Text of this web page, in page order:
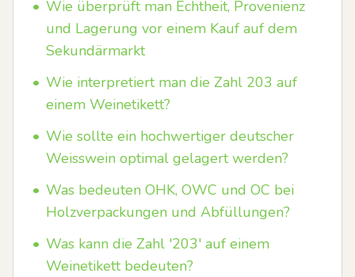
• Wie überprüft man Echtheit, Provenienz
und Lagerung vor einem Kauf auf dem
Sekundärmarkt
• Wie interpretiert man die Zahl 203 auf
einem Weinetikett?
• Wie sollte ein hochwertiger deutscher
Weisswein optimal gelagert werden?
• Was bedeuten OHK, OWC und OC bei
Holzverpackungen und Abfüllungen?
• Was kann die Zahl '203' auf einem
Weinetikett bedeuten?